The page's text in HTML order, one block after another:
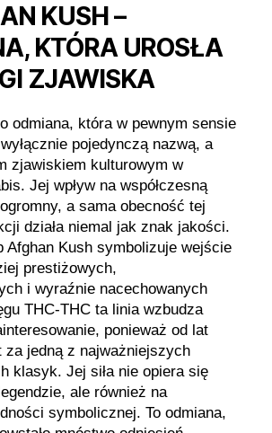
KUSH –
KTÓRA UROSŁA
ZJAWISKA
odmiana, która w pewnym sensie
pojedynczą nazwą, a
zjawiskiem kulturowym w
Jej wpływ na współczesną
a sama obecność tej
działa niemal jak znak jakości.
Afghan Kush symbolizuje wejście
prestiżowych,
i wyraźnie nacechowanych
THC-THC ta linia wzbudza
ponieważ od lat
za jedną z najważniejszych
klasyk. Jej siła nie opiera się
ale również na
symbolicznej. To odmiana,